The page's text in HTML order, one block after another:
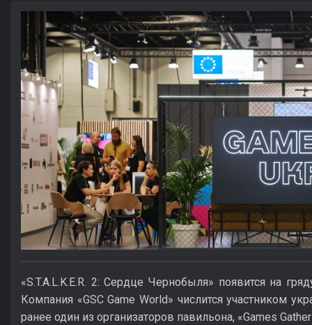
«S.T.A.L.K.E.R. 2: Сердце Чернобыля» появится на
Компания «GSC Game World» числится участником
ранее один из организаторов павильона, «Games